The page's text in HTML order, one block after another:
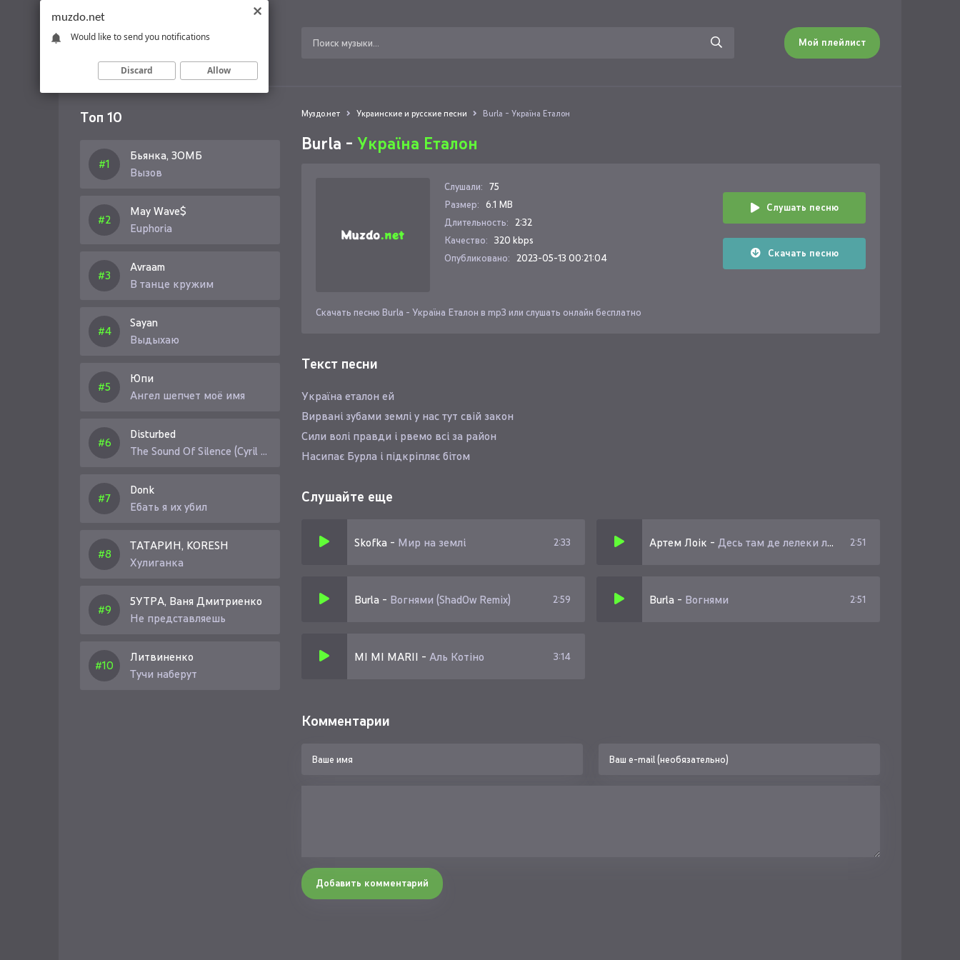
Мой плейлист
Топ 10
Бьянка, ЗОМБ
Вызов
May Wave$
Euphoria
Avraam
В танце кружим
Sayan
Выдыхаю
Юпи
Ангел шепчет моё имя
Disturbed
The Sound Of Silence (Cyril Riley Remix)
Donk
Ебать я их убил
ТАТАРИН, KORESH
Хулиганка
5УТРА, Ваня Дмитриенко
Не представляешь
Литвиненко
Тучи наберут
Муздо.нет Украинские и русские песни Burla - Україна Еталон
Burla - Україна Еталон
Слушали: 75
Размер: 6.1 MB
Длительность: 2:32
Качество: 320 kbps
Опубликовано: 2023-05-13 00:21:04
Слушать песню
Скачать песню
Скачать песню Burla - Україна Еталон в mp3 или слушать онлайн бесплатно
Текст песни
Україна еталон ей
Вирвані зубами землі у нас тут свій закон
Сили волі правди і рвемо всі за район
Насипає Бурла і підкріпляє бітом
Слушайте еще
Skofka - Мир на землі 2:33 Артем Лоік - Десь там де лелеки літають по небу 2:51
Burla - Вогнями (Shad0w Remix) 2:59 Burla - Вогнями 2:51
MI MI MARII - Аль Котіно 3:14
Комментарии
Добавить комментарий
muzdo.net
Would like to send you notifications
Discard Allow